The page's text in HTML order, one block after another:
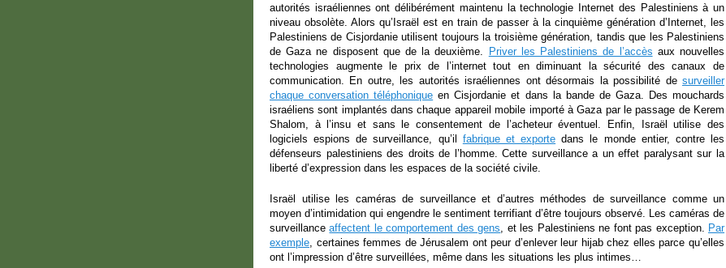
autorités israéliennes ont délibérément maintenu la technologie Internet des Palestiniens à un
niveau obsolète. Alors qu’Israël est en train de passer à la cinquième génération d’Internet, les
Palestiniens de Cisjordanie utilisent toujours la troisième génération, tandis que les Palestiniens
de Gaza ne disposent que de la deuxième. Priver les Palestiniens de l’accès aux nouvelles
technologies augmente le prix de l’internet tout en diminuant la sécurité des canaux de
communication. En outre, les autorités israéliennes ont désormais la possibilité de surveiller
chaque conversation téléphonique en Cisjordanie et dans la bande de Gaza. Des mouchards
israéliens sont implantés dans chaque appareil mobile importé à Gaza par le passage de Kerem
Shalom, à l’insu et sans le consentement de l’acheteur éventuel. Enfin, Israël utilise des
logiciels espions de surveillance, qu’il fabrique et exporte dans le monde entier, contre les
défenseurs palestiniens des droits de l’homme. Cette surveillance a un effet paralysant sur la
liberté d’expression dans les espaces de la société civile.
Israël utilise les caméras de surveillance et d’autres méthodes de surveillance comme un
moyen d’intimidation qui engendre le sentiment terrifiant d’être toujours observé. Les caméras de
surveillanceaffectent le comportement des gens , et les Palestiniens ne font pas exception. Par
exemple , certaines femmes de Jérusalem ont peur d’enlever leur hijab chez elles parce qu’elles
ont l’impression d’être surveillées, même dans les situations les plus intimes…